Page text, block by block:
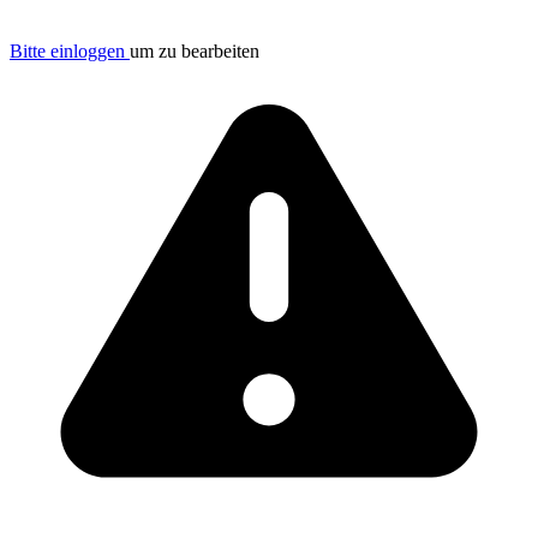
Bitte einloggen um zu bearbeiten